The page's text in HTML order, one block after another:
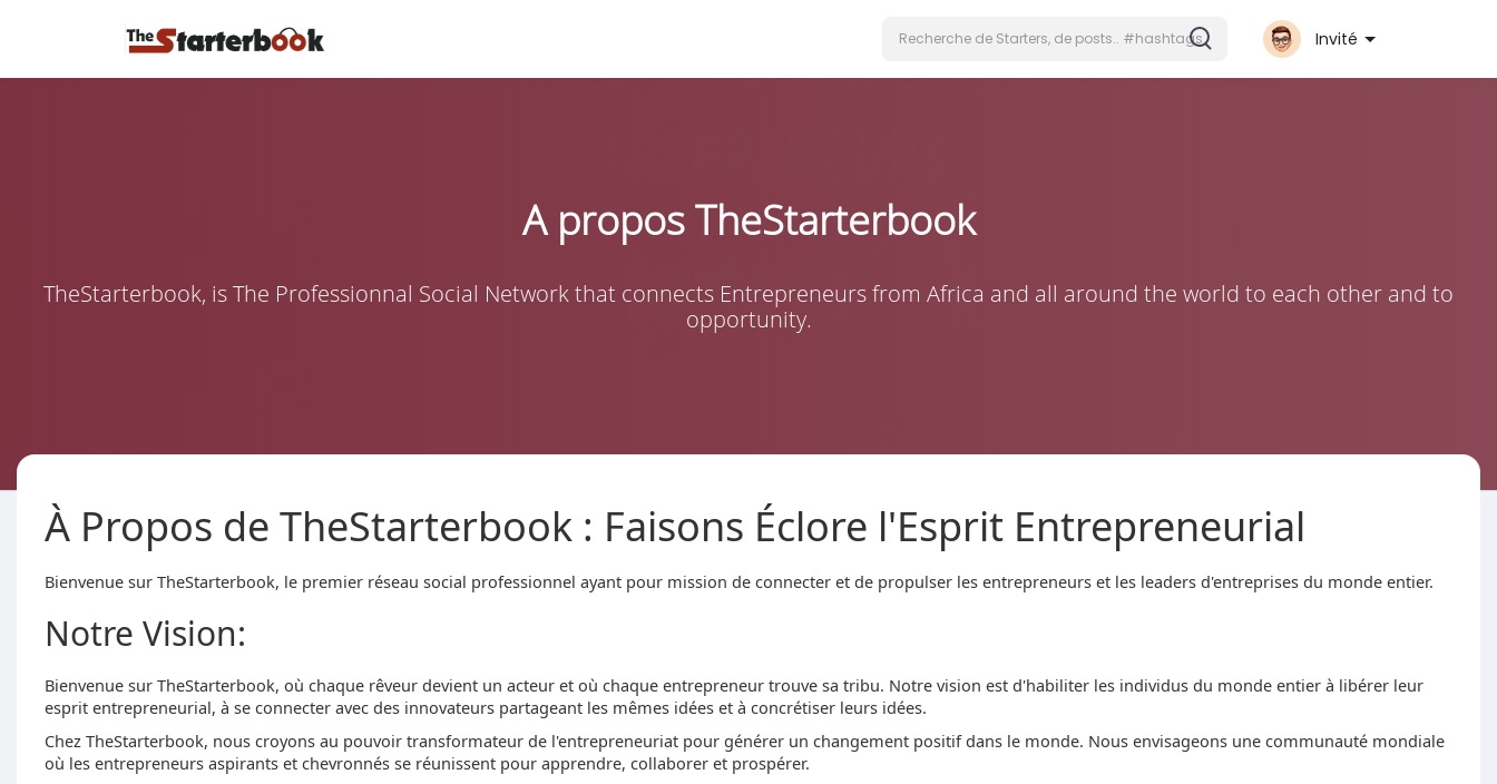
Invité
A propos TheStarterbook
TheStarterbook, is The Professionnal Social Network that connects Entrepreneurs from Africa and all around the world to each other and to
opportunity.
À Propos de TheStarterbook : Faisons Éclore l'Esprit Entrepreneurial
Bienvenue sur TheStarterbook, le premier réseau social professionnel ayant pour mission de connecter et de propulser les entrepreneurs et les leaders d'entreprises du monde entier.
Notre Vision:
Bienvenue sur TheStarterbook, où chaque rêveur devient un acteur et où chaque entrepreneur trouve sa tribu. Notre vision est d'habiliter les individus du monde entier à libérer leur
esprit entrepreneurial, à se connecter avec des innovateurs partageant les mêmes idées et à concrétiser leurs idées.
Chez TheStarterbook, nous croyons au pouvoir transformateur de l'entrepreneuriat pour générer un changement positif dans le monde. Nous envisageons une communauté mondiale
où les entrepreneurs aspirants et chevronnés se réunissent pour apprendre, collaborer et prospérer.